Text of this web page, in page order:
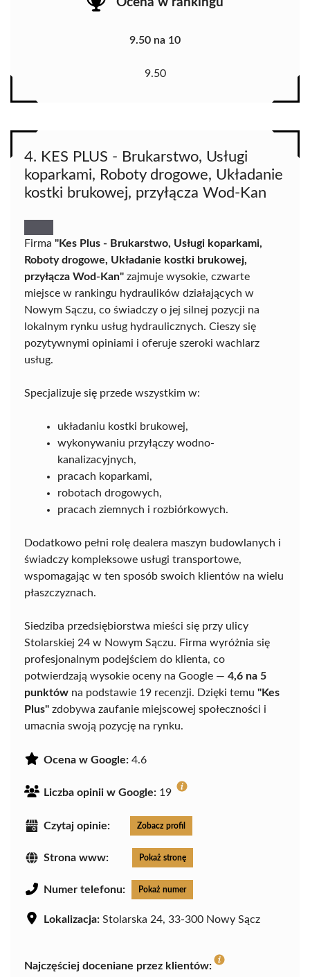
9.50 na 10
9.50
4. KES PLUS - Brukarstwo, Usługi
koparkami, Roboty drogowe, Układanie
kostki brukowej, przyłącza Wod-Kan
Firma "Kes Plus - Brukarstwo, Usługi koparkami,
Roboty drogowe, Układanie kostki brukowej,
przyłącza Wod-Kan" zajmuje wysokie, czwarte
miejsce w rankingu hydraulików działających w
Nowym Sączu, co świadczy o jej silnej pozycji na
lokalnym rynku usług hydraulicznych. Cieszy się
pozytywnymi opiniami i oferuje szeroki wachlarz
usług.
Specjalizuje się przede wszystkim w:
układaniu kostki brukowej,
wykonywaniu przyłączy wodno-
kanalizacyjnych,
pracach koparkami,
robotach drogowych,
pracach ziemnych i rozbiórkowych.
Dodatkowo pełni rolę dealera maszyn budowlanych i
świadczy kompleksowe usługi transportowe,
wspomagając w ten sposób swoich klientów na wielu
płaszczyznach.
Siedziba przedsiębiorstwa mieści się przy ulicy
Stolarskiej 24 w Nowym Sączu. Firma wyróżnia się
profesjonalnym podejściem do klienta, co
potwierdzają wysokie oceny na Google — 4,6 na 5
punktów na podstawie 19 recenzji. Dzięki temu "Kes
Plus" zdobywa zaufanie miejscowej społeczności i
umacnia swoją pozycję na rynku.
Ocena w Google: 4.6
Liczba opinii w Google: 19
Czytaj opinie: Zobacz profil
Strona www: Pokaż stronę
Numer telefonu: Pokaż numer
Lokalizacja: Stolarska 24, 33-300 Nowy Sącz
Najczęściej doceniane przez klientów: